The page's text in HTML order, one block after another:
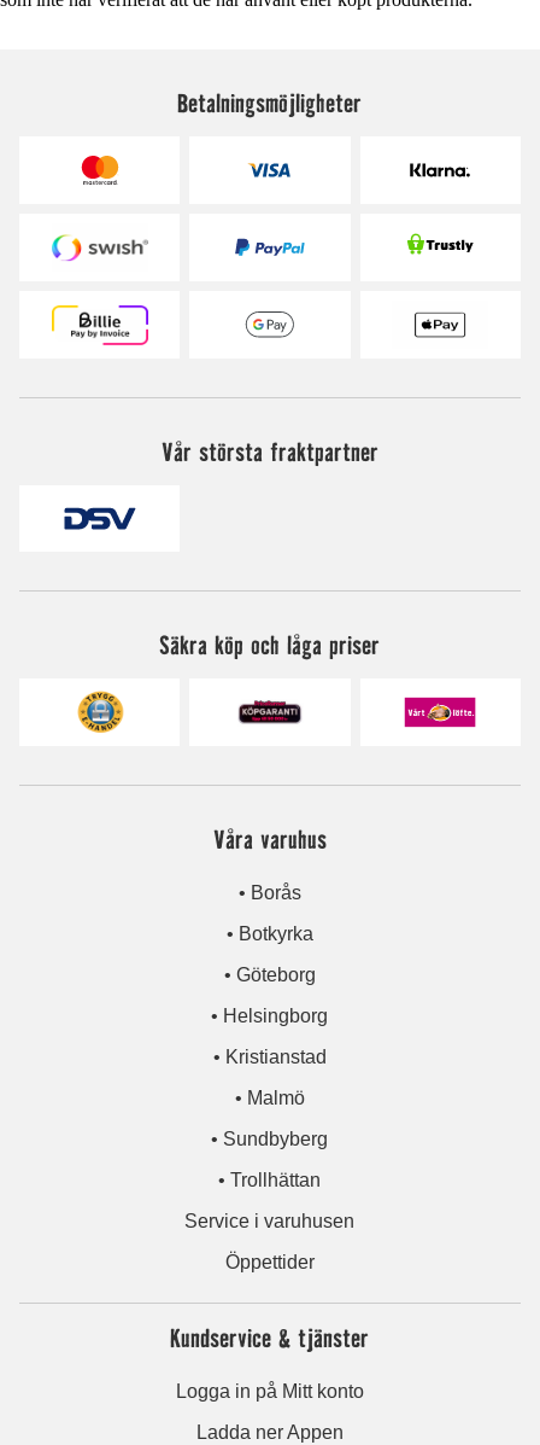
Betalningsmöjligheter
Vår största fraktpartner
Säkra köp och låga priser
Våra varuhus
• Borås
• Botkyrka
• Göteborg
• Helsingborg
• Kristianstad
• Malmö
• Sundbyberg
• Trollhättan
Service i varuhusen
Öppettider
Kundservice & tjänster
Logga in på Mitt konto
Ladda ner Appen